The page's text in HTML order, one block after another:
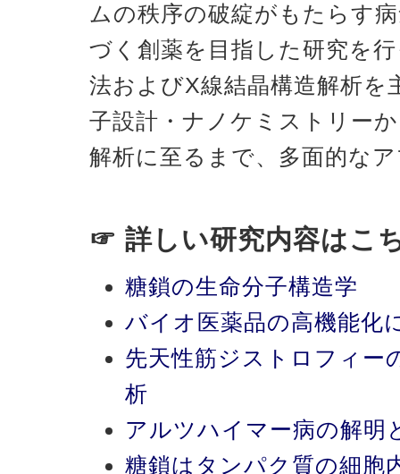
ムの秩序の破綻がもたらす
づく創薬を目指した研究を
法およびX線結晶構造解析を
子設計・ナノケミストリー
解析に至るまで、多面的な
☞ 詳しい研究内容はこ
糖鎖の生命分子構造学
バイオ医薬品の高機能化
先天性筋ジストロフィー
析
アルツハイマー病の解明
糖鎖はタンパク質の細胞